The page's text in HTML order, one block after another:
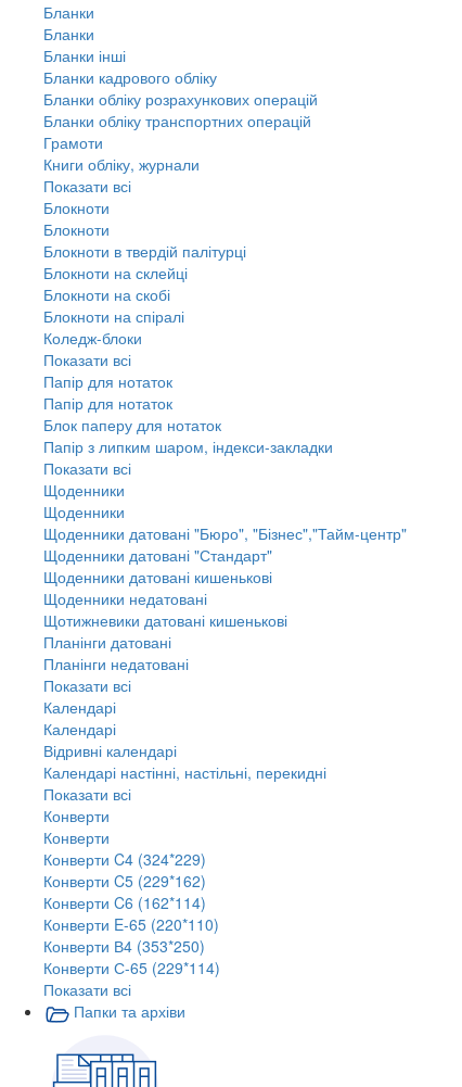
Бланки
Бланки
Бланки інші
Бланки кадрового обліку
Бланки обліку розрахункових операцій
Бланки обліку транспортних операцій
Грамоти
Книги обліку, журнали
Показати всі
Блокноти
Блокноти
Блокноти в твердій палітурці
Блокноти на склейці
Блокноти на скобі
Блокноти на спіралі
Коледж-блоки
Показати всі
Папір для нотаток
Папір для нотаток
Блок паперу для нотаток
Папір з липким шаром, індекси-закладки
Показати всі
Щоденники
Щоденники
Щоденники датовані "Бюро", "Бізнес","Тайм-центр"
Щоденники датовані "Стандарт"
Щоденники датовані кишенькові
Щоденники недатовані
Щотижневики датовані кишенькові
Планінги датовані
Планінги недатовані
Показати всі
Календарі
Календарі
Відривні календарі
Календарі настінні, настільні, перекидні
Показати всі
Конверти
Конверти
Конверти C4 (324*229)
Конверти C5 (229*162)
Конверти C6 (162*114)
Конверти E-65 (220*110)
Конверти В4 (353*250)
Конверти С-65 (229*114)
Показати всі
Папки та архіви